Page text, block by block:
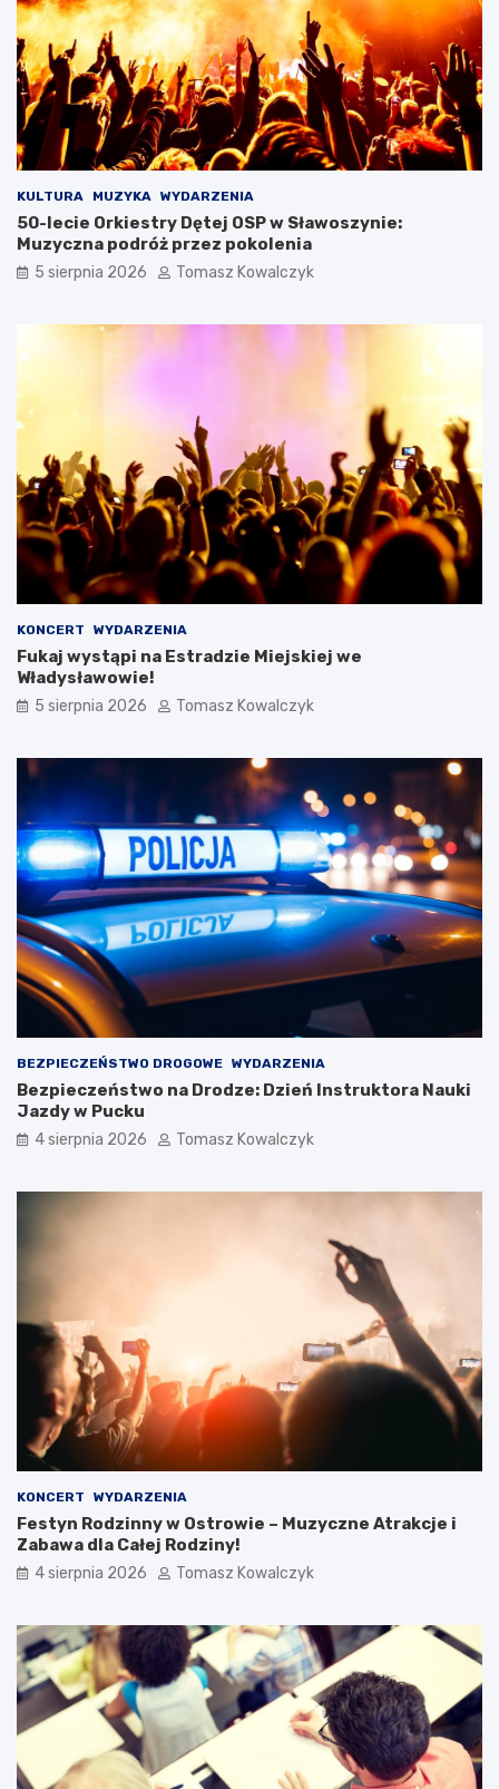
KULTURA MUZYKA WYDARZENIA
50-lecie Orkiestry Dętej OSP w Sławoszynie:
Muzyczna podróż przez pokolenia
5 sierpnia 2026 Tomasz Kowalczyk
KONCERT WYDARZENIA
Fukaj wystąpi na Estradzie Miejskiej we
Władysławowie!
5 sierpnia 2026 Tomasz Kowalczyk
BEZPIECZEŃSTWO DROGOWE WYDARZENIA
Bezpieczeństwo na Drodze: Dzień Instruktora Nauki
Jazdy w Pucku
4 sierpnia 2026 Tomasz Kowalczyk
KONCERT WYDARZENIA
Festyn Rodzinny w Ostrowie – Muzyczne Atrakcje i
Zabawa dla Całej Rodziny!
4 sierpnia 2026 Tomasz Kowalczyk